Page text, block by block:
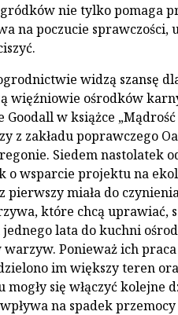
nie tylko pomaga
na poczucie sprawczości,
widzą szansę
więźniowie ośrodków
w książce
z zakładu poprawczego
Siedem nastolatek
o wsparcie projektu na
pierwszy miała do
które chcą uprawiać,
lata do kuchni
Ponieważ ich praca
im większy teren
się włączyć kolejne
na spadek